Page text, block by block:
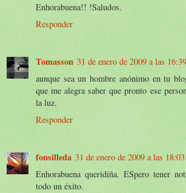
Enhorabuena!! !Saludos.
Responder
Tomasson 31 de enero de 2009 a las 16:39
aunque sea un hombre anónimo en tu
que me alegra saber que pronto ese
la luz.
Responder
fonsilleda 31 de enero de 2009 a las 18:03
Enhorabuena queridiña. ESpero tener
todo un éxito.